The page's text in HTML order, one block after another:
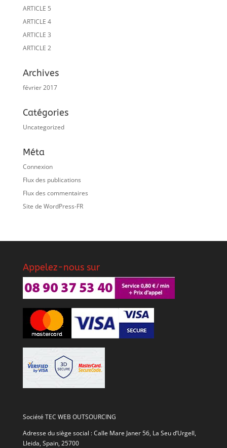
ARTICLE 5
ARTICLE 4
ARTICLE 3
ARTICLE 2
Archives
février 2017
Catégories
Uncategorized
Méta
Connexion
Flux des publications
Flux des commentaires
Site de WordPress-FR
Appelez-nous sur
Société TEC WEB OUTSOURCING
Adresse du siège social : Calle Mare Janer 56, La Seu d’Urgell,
Lleida, Spain, 25700